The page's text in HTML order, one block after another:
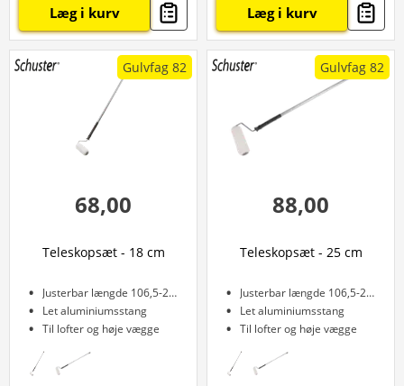
Læg i kurv Læg i kurv
Gulvfag 82
68,00
Teleskopsæt - 18 cm
Justerbar længde 106,5-201 cm
Let aluminiumsstang
Til lofter og høje vægge
Gulvfag 82
88,00
Teleskopsæt - 25 cm
Justerbar længde 106,5-201 cm
Let aluminiumsstang
Til lofter og høje vægge